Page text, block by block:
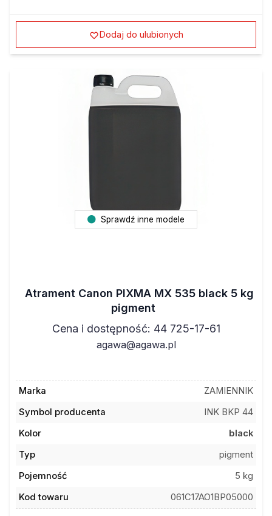
Dodaj do ulubionych
Sprawdź inne modele
Atrament Canon PIXMA MX 535 black 5 kg
pigment
Cena i dostępność: 44 725-17-61
agawa@agawa.pl
Marka
ZAMIENNIK
Symbol producenta
INK BKP 44
Kolor
black
Typ
pigment
Pojemność
5 kg
Kod towaru
061C17AO1BP05000